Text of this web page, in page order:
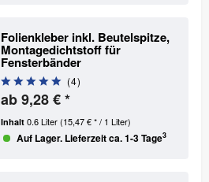
Folienkleber inkl. Beutelspitze,
Montagedichtstoff für
Fensterbänder
(4)
ab 9,28 € *
Inhalt 0.6 Liter(15,47 € * / 1 Liter)
Auf Lager. Lieferzeit ca. 1-3 Tage3